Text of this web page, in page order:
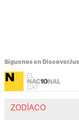
Síguenos en Discover
ZODÍACO